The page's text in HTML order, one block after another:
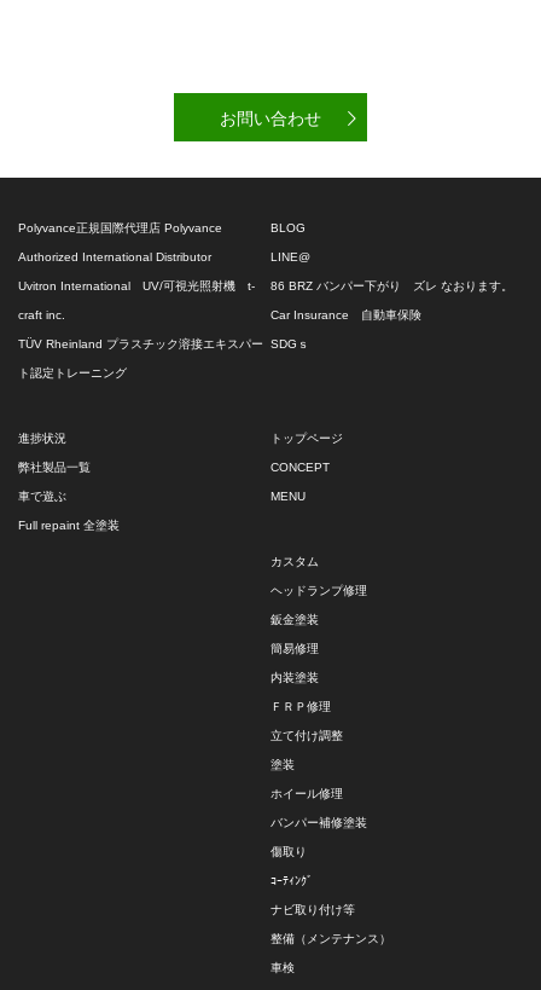
お問い合わせ
Polyvance正規国際代理店 Polyvance
Authorized International Distributor
Uvitron International UV/可視光照射機 t-
craft inc.
TÜV Rheinland プラスチック溶接エキスパー
ト認定トレーニング
BLOG
LINE@
86 BRZ バンパー下がり ズレ なおります。
Car Insurance 自動車保険
SDGｓ
進捗状況
弊社製品一覧
車で遊ぶ
Full repaint 全塗装
トップページ
CONCEPT
MENU
カスタム
ヘッドランプ修理
鈑金塗装
簡易修理
内装塗装
ＦＲＰ修理
立て付け調整
塗装
ホイール修理
バンパー補修塗装
傷取り
ｺｰﾃｨﾝｸﾞ
ナビ取り付け等
整備（メンテナンス）
車検